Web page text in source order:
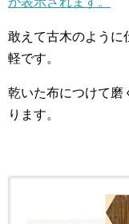
敢えて古木のように
軽です。
乾いた布につけて磨
ります。